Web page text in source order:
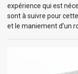
expérience qui est
sont à suivre pour
et le maniement d’un